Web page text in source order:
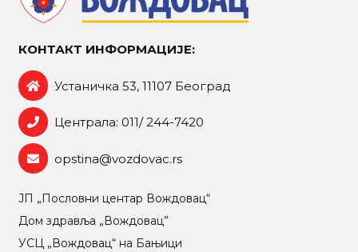
КОНТАКТ ИНФОРМАЦИЈЕ:
Устаничка 53, 11107 Београд
Централа: 011/ 244-7420
opstina@vozdovac.rs
ЈП „Пословни центар Вождовац“
Дом здравља „Вождовац”
УСЦ „Вождовац“ на Бањици